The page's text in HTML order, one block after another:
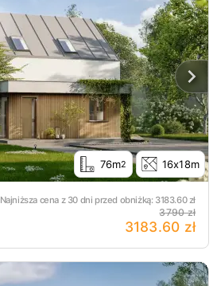
76m2 16x18m
Najniższa cena z 30 dni przed obniżką: 3183.60zł
3790 zł
3183.60 zł